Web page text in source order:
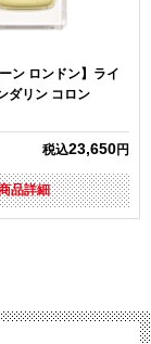
ン ロンドン】ライ
ダリン コロン
税込23,650円
品詳細